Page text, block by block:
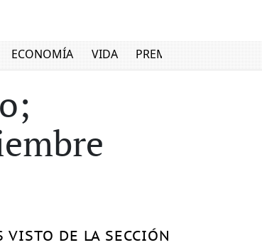
ECONOMÍA VIDA PREMIUM
VISTO DE LA SECCIÓN